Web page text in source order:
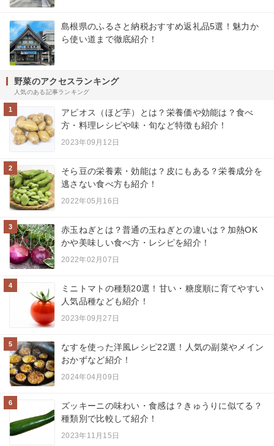
島根県のふるさと納税おすすめ返礼品5選！魅力か
ら使い道まで徹底紹介！
野菜のアクセスランキング
人気のある記事ランキング
1
アピオス（ほど芋）とは？栄養価や効能は？食べ
方・料理レシピや味・旬など特徴も紹介！
2023年09月12日
2
そら豆の栄養素・効能は？皮にもある？栄養成分を
逃さない食べ方も紹介！
2022年05月16日
3
赤玉ねぎとは？普通の玉ねぎとの違いは？加熱OK
かや美味しい食べ方・レシピを紹介！
2022年02月07日
4
ミニトマトの種類20選！甘い・糖度順に育てやすい
人気品種なども紹介！
2023年09月27日
5
なすを使った洋風レシピ22選！人気の副菜やメイン
おかずなど紹介！
2024年04月09日
6
ズッキーニの味わい・食感は？きゅうりに似てる？
種類別で比較して紹介！
2023年11月15日